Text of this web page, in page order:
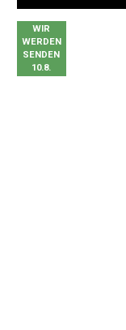
WIR
WERDEN
SENDEN
10.8.